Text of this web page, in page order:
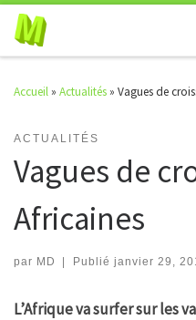
Skip to content
Accueil » Actualités » Vagues de
ACTUALITÉS
Vagues de
Africaines
par MD Publié janvier 29,
L’Afrique va surfer sur les